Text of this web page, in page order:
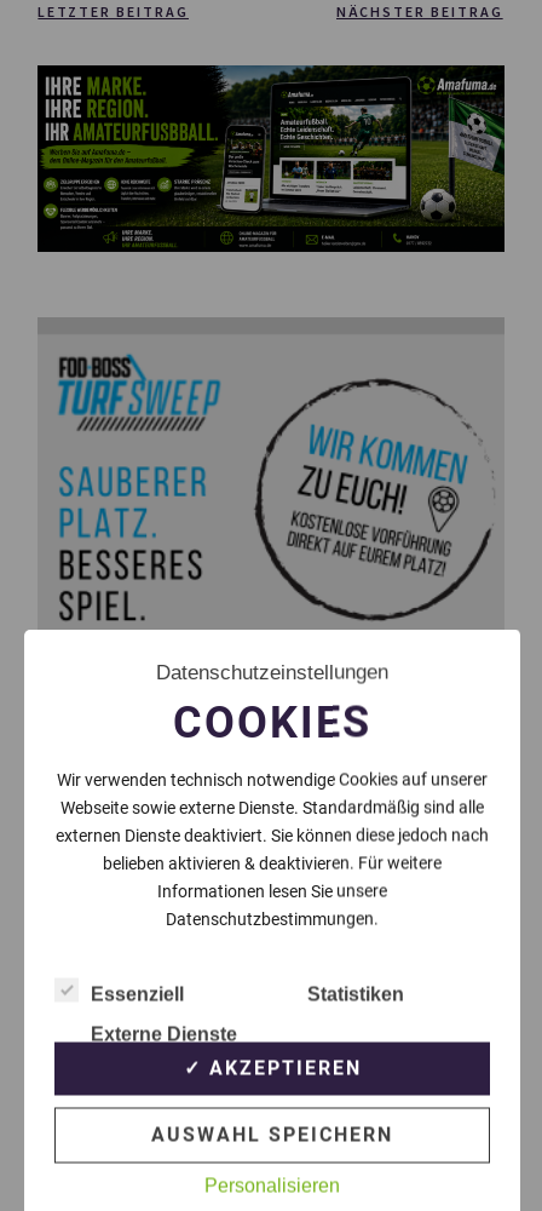
LETZTER BEITRAG NÄCHSTER BEITRAG
Datenschutzeinstellungen
COOKIES
Wir verwenden technisch notwendige Cookies auf unserer
Webseite sowie externe Dienste. Standardmäßig sind alle
externen Dienste deaktiviert. Sie können diese jedoch nach
belieben aktivieren & deaktivieren. Für weitere
Informationen lesen Sie unsere
Datenschutzbestimmungen.
Essenziell
Statistiken
Externe Dienste
✓ AKZEPTIEREN
AUSWAHL SPEICHERN
Personalisieren